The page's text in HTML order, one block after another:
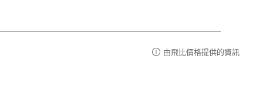
由飛比價格提供的資訊